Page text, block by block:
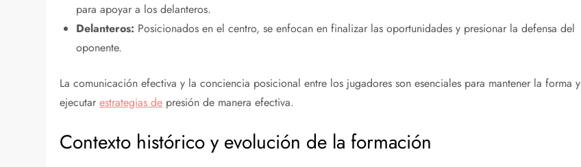
para apoyar a los delanteros.
Delanteros: Posicionados en el centro, se enfocan en finalizar las oportunidades y presionar la defensa del
oponente.
La comunicación efectiva y la conciencia posicional entre los jugadores son esenciales para mantener la forma y
ejecutarestrategias de presión de manera efectiva.
Contexto histórico y evolución de la formación